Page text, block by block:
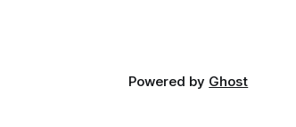
Powered by Ghost